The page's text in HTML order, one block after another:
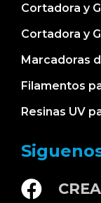
Cortadora y
Cortadora y
Marcadoras
Filamentos
Resinas UV